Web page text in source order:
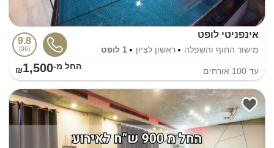
אינפניטי לופט
מישור החוף והשפלה ראשון לציון 1 לופט
9.8
36
עד 100 אורחים החל מ-₪1,500